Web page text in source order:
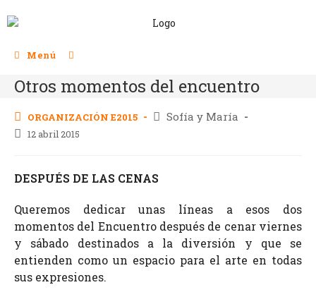
Menú
Otros momentos del encuentro
ORGANIZACIÓN E2015 Sofía y María
12 abril 2015
DESPUÉS DE LAS CENAS
Queremos dedicar unas líneas a esos dos
momentos del Encuentro después de cenar viernes
y sábado destinados a la diversión y que se
entienden como un espacio para el arte en todas
sus expresiones.